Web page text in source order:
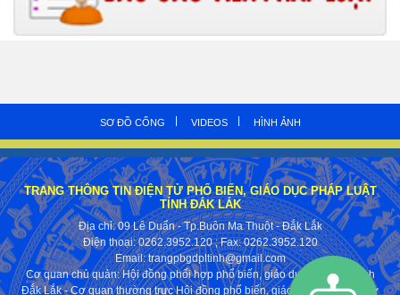
SƠ ĐỒ CỔNG VIDEOS HÌNH ẢNH
TRANG THÔNG TIN ĐIỆN TỬ PHỔ BIẾN, GIÁO DỤC PHÁP LUẬT
TỈNH ĐẮK LẮK
Địa chỉ: 09 Lê Duẩn - Tp.Buôn Ma Thuột - Đắk Lắk
Điện thoại: 0262.3952.120; Fax:0262.3952.120
Email: trangpbgdpltinh@gmail.com
Cơ quan chủ quản: Hội đồng phối hợp phổ biến, giáo dục pháp luật tỉnh
Đắk Lắk - Cơ quan thường trực Hội đồng phổ biến, giáo dục pháp luật Sở